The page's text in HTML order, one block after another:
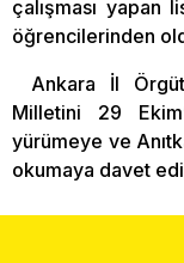
çalışması yapan
öğrencilerinden
Ankara İl
Milletini 29
yürümeye ve
okumaya davet